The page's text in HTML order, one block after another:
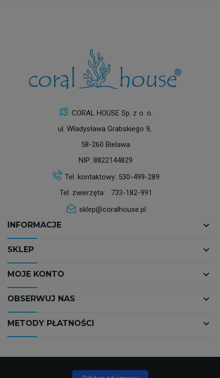
CORAL HOUSE Sp. z o. o.
ul. Władysława Grabskiego 9,
58-260 Bielawa
NIP: 8822144829
Tel. kontaktowy: 530-499-289
Tel. zwierzęta: 733-182-991
sklep@coralhouse.pl
INFORMACJE keyboard_arrow_down
SKLEP keyboard_arrow_down
MOJE KONTO keyboard_arrow_down
OBSERWUJ NAS keyboard_arrow_down
METODY PŁATNOŚCI keyboard_arrow_down